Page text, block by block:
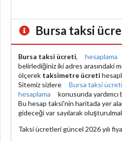
Bursa taksi
Bursa taksi ücreti, hesaplama
belirlediğiniz iki adres arasındaki
ölçerek taksimetre ücreti
Sitemiz sizlere
Bursa taksi ücreti
hesaplama
konusunda yardımcı
Bu hesap taksi'nin haritada yer
gideceği var sayılarak
Taksi ücretleri güncel 2026 yılı